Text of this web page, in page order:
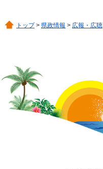
トップ> 県政情報 > 広報・広聴